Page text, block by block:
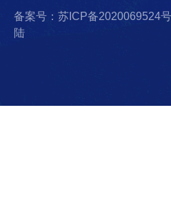
备案号：苏ICP备2020069524
陆